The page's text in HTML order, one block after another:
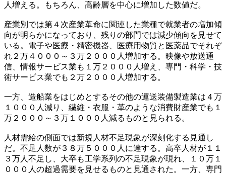
人増える。もちろん、高齢層を中心に増加した数値だ。
産業別では第４次産業革命に関連した業種で就業者の増加傾
向が明らかになっており、残りの部門では減少傾向を見せて
いる。電子や医療・精密機器、医療用物質と医薬品でそれぞ
れ２万４０００～３万２０００人増加する。映像や放送通
信、情報サービス業も１万２０００人増え、専門・科学・技
術サービス業でも２万２０００人増加する。
一方、造船業をはじめとするその他の運送装備製造業は４万
１０００人減り、繊維・衣服・革のような消費財産業でも１
万２０００～３万１０００人減るものと見られる。
人材需給の側面では新規人材不足現象が深刻化する見通し
だ。不足人数が３８万５０００人に達する。高卒人材が１１
３万人不足し、大卒も工学系列の不足現象が現れ、１０万１
０００人の超過需要を見せるものと見通された。一方、専門